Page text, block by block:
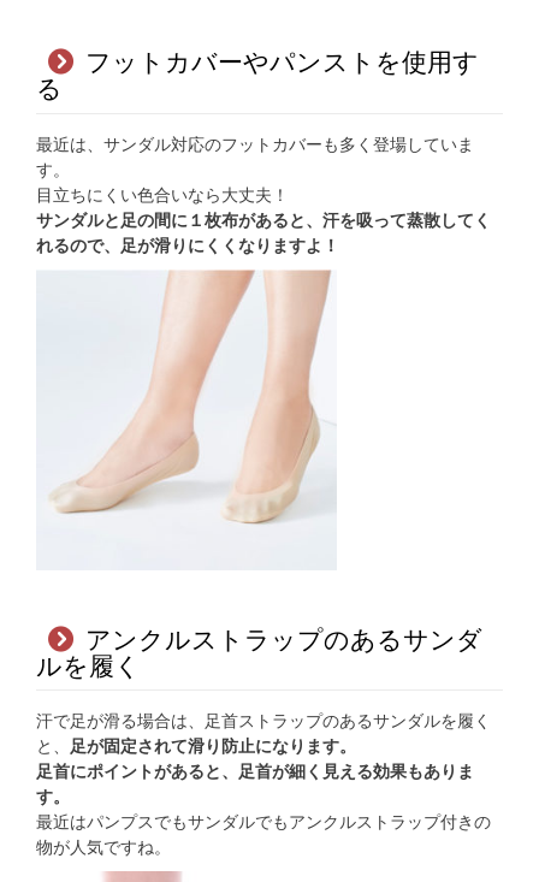
フットカバーやパンストを使用す
る
最近は、サンダル対応のフットカバーも多く登場していま
す。
目立ちにくい色合いなら大丈夫！
サンダルと足の間に１枚布があると、汗を吸って蒸散してく
れるので、足が滑りにくくなりますよ！
アンクルストラップのあるサンダ
ルを履く
汗で足が滑る場合は、足首ストラップのあるサンダルを履く
と、
足が固定されて滑り防止になります。
足首にポイントがあると、足首が細く見える効果もありま
す。
最近はパンプスでもサンダルでもアンクルストラップ付きの
物が人気ですね。